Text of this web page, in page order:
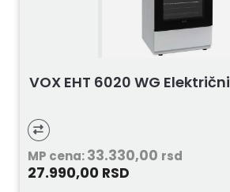
VOX EHT 6020 WG
MP cena:33.330,00 rsd
27.990,00 RSD